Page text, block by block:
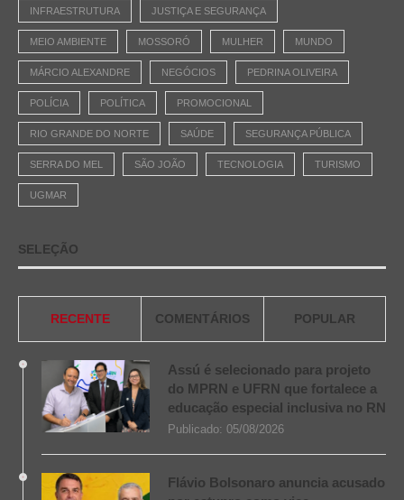
INFRAESTRUTURA JUSTIÇA E SEGURANÇA
MEIO AMBIENTE MOSSORÓ MULHER MUNDO
MÁRCIO ALEXANDRE NEGÓCIOS PEDRINA OLIVEIRA
POLÍCIA POLÍTICA PROMOCIONAL
RIO GRANDE DO NORTE SAÚDE SEGURANÇA PÚBLICA
SERRA DO MEL SÃO JOÃO TECNOLOGIA TURISMO
UGMAR
SELEÇÃO
RECENTE COMENTÁRIOS POPULAR
Assú é selecionado para projeto
do MPRN e UFRN que fortalece a
educação especial inclusiva no RN
Publicado: 05/08/2026
Flávio Bolsonaro anuncia acusado